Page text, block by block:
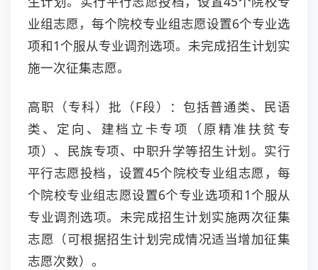
业组志愿，每个院校专业组志愿设置6个专业选
项和1个服从专业调剂选项。未完成招生计划实
施一次征集志愿。
高职（专科）批（F段）：包括普通类、民语
类、定向、建档立卡专项（原精准扶贫专
项）、民族专项、中职升学等招生计划。实行
平行志愿投档，设置45个院校专业组志愿，每
个院校专业组志愿设置6个专业选项和1个服从
专业调剂选项。未完成招生计划实施两次征集
志愿（可根据招生计划完成情况适当增加征集
志愿次数）。